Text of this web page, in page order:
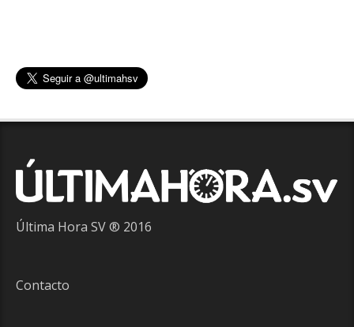
Última Hora SV ® 2016
Contacto